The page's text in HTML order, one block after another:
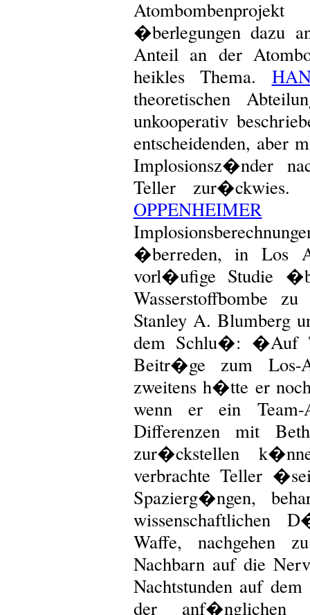
�berlegungen dazu
Anteil an der
heikles Thema.
theoretischen
unkooperativ
entscheidenden, aber
Implosionsz�nder
Teller zur�ckwies.
OPPENHEIMER
�berreden, in Los
vorl�ufige Studie
Wasserstoffbombe
Stanley A. Blumberg
dem Schlu�: �Auf
Beitr�ge zum Los-
zweitens h�tte er
wenn er ein Team-
Differenzen mit
zur�ckstellen
verbrachte Teller
Spazierg�ngen,
wissenschaftlichen
Waffe, nachgehen
Nachbarn auf die
Nachtstunden auf
der anf�nglichen